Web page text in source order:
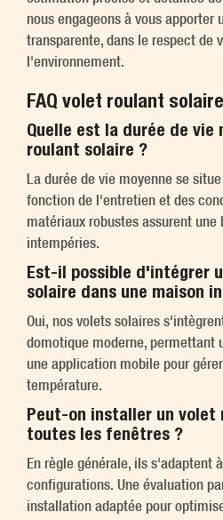
nous engageons à vous apporter
transparente, dans le respect de
l'environnement.
FAQ volet roulant solaire
Quelle est la durée de vie
roulant solaire ?
La durée de vie moyenne se
fonction de l'entretien et des
matériaux robustes assurent une
intempéries.
Est-il possible d'intégrer
solaire dans une maison
Oui, nos volets solaires
domotique moderne, permettant
une application mobile pour
température.
Peut-on installer un volet
toutes les fenêtres ?
En règle générale, ils s'adaptent
configurations. Une évaluation
installation adaptée pour